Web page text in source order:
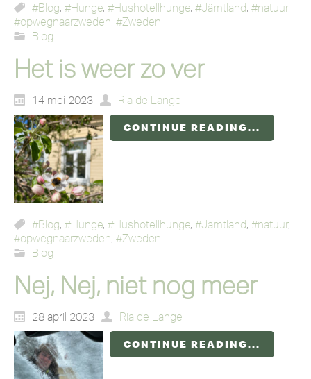
#Blog, #Hunge, #Hushotellhunge, #Jämtland, #natuur,
#opwegnaarzweden, #Zweden
Blog
Het is weer zo ver
14 mei 2023 Ria de Lange
CONTINUE READING...
#Blog, #Hunge, #Hushotellhunge, #Jämtland, #natuur,
#opwegnaarzweden, #Zweden
Blog
Nej, Nej, niet nog meer
28 april 2023 Ria de Lange
CONTINUE READING...